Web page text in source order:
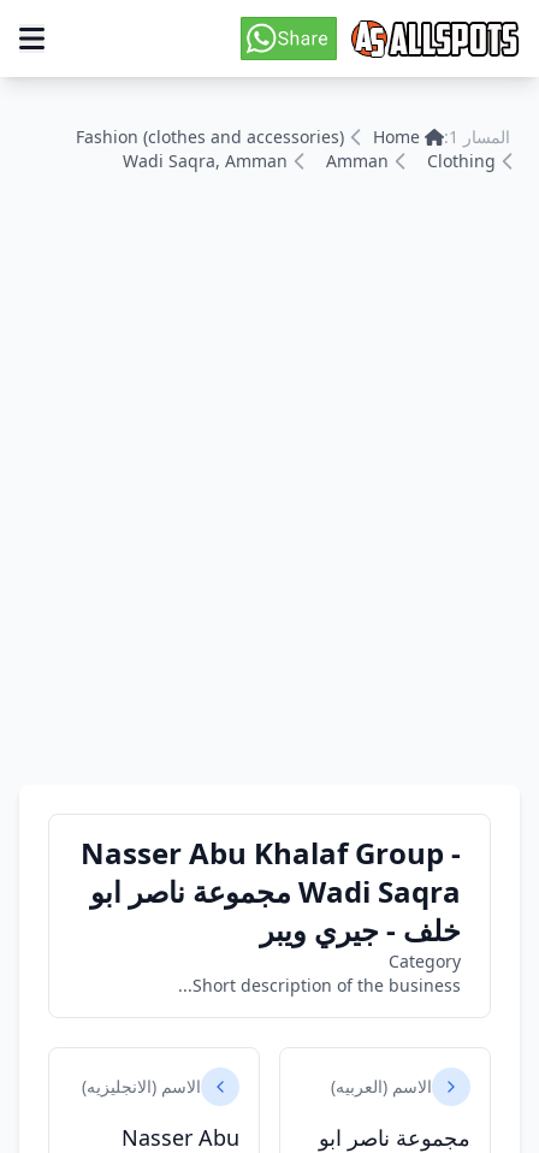
المسار 1: Home
Fashion (clothes and accessories)
Clothing
Amman
Wadi Saqra, Amman
Nasser Abu Khalaf Group -
Wadi Saqra مجموعة ناصر ابو
خلف - جيري ويبر
Category
Short description of the business...
الاسم (العربيه)
مجموعة ناصر ابو
الاسم (الانجليزيه)
Nasser Abu